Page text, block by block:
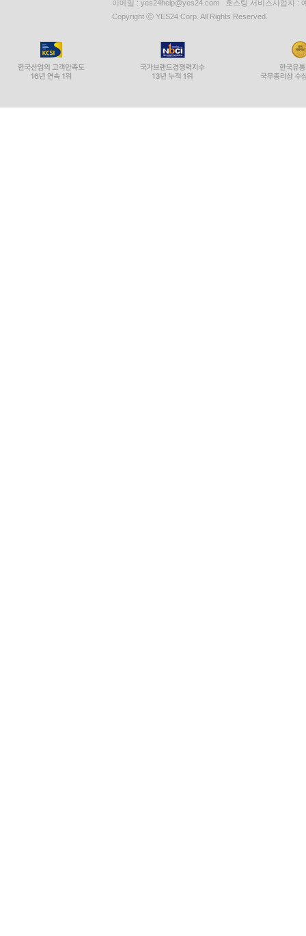
이메일 : yes24help@yes24.com 호스팅 서비스사업자 :
Copyright ⓒ YES24 Corp. All Rights Reserved.